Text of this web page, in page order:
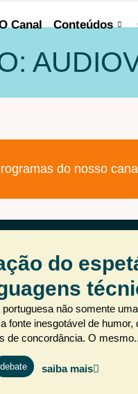
Canal Conteúdos
do nosso
do
não somente
fonte inesgotável de
de concordância. O
debate saiba mais